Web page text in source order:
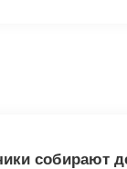
собирают